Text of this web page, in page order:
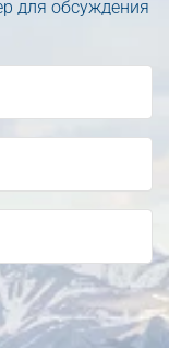
для обсуждения